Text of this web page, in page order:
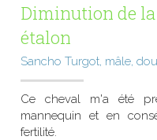
Diminution de
étalon
Sancho Turgot, mâle,
Ce cheval m'a été
mannequin et en
fertilité.